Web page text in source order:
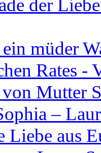
der
müder
Rates -
Mutter
–
Liebe aus